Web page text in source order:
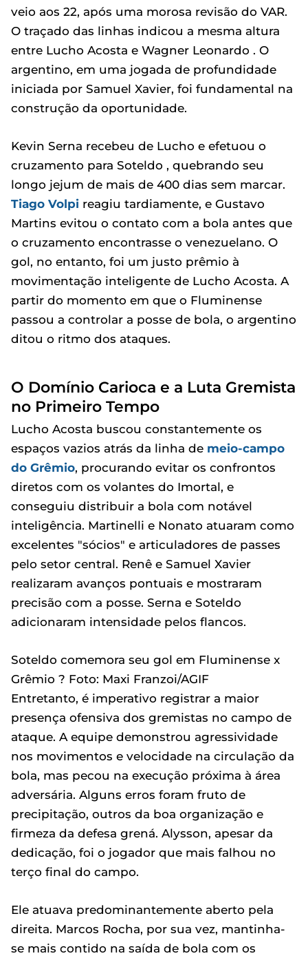
veio aos 22, após uma morosa revisão do VAR.
O traçado das linhas indicou a mesma altura
entre Lucho Acosta e Wagner Leonardo . O
argentino, em uma jogada de profundidade
iniciada por Samuel Xavier, foi fundamental na
construção da oportunidade.
Kevin Serna recebeu de Lucho e efetuou o
cruzamento para Soteldo , quebrando seu
longo jejum de mais de 400 dias sem marcar.
Tiago Volpi reagiu tardiamente, e Gustavo
Martins evitou o contato com a bola antes que
o cruzamento encontrasse o venezuelano. O
gol, no entanto, foi um justo prêmio à
movimentação inteligente de Lucho Acosta. A
partir do momento em que o Fluminense
passou a controlar a posse de bola, o argentino
ditou o ritmo dos ataques.
O Domínio Carioca e a Luta Gremista
no Primeiro Tempo
Lucho Acosta buscou constantemente os
espaços vazios atrás da linha de meio-campo
do Grêmio, procurando evitar os confrontos
diretos com os volantes do Imortal, e
conseguiu distribuir a bola com notável
inteligência. Martinelli e Nonato atuaram como
excelentes "sócios" e articuladores de passes
pelo setor central. Renê e Samuel Xavier
realizaram avanços pontuais e mostraram
precisão com a posse. Serna e Soteldo
adicionaram intensidade pelos flancos.
Soteldo comemora seu gol em Fluminense x
Grêmio ? Foto: Maxi Franzoi/AGIF
Entretanto, é imperativo registrar a maior
presença ofensiva dos gremistas no campo de
ataque. A equipe demonstrou agressividade
nos movimentos e velocidade na circulação da
bola, mas pecou na execução próxima à área
adversária. Alguns erros foram fruto de
precipitação, outros da boa organização e
firmeza da defesa grená. Alysson, apesar da
dedicação, foi o jogador que mais falhou no
terço final do campo.
Ele atuava predominantemente aberto pela
direita. Marcos Rocha, por sua vez, mantinha-
se mais contido na saída de bola com os